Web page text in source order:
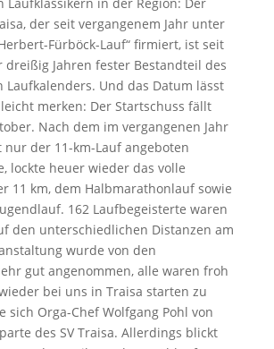
der seit vergangenem Jahr unter
Fürböck-Lauf“ firmiert, ist seit
Jahren fester Bestandteil des
Laufkalenders. Und das Datum lässt
merken: Der Startschuss fällt
Nach dem im vergangenen Jahr
der 11-km-Lauf angeboten
lockte heuer wieder das volle
11 km, dem Halbmarathonlauf sowie
162 Laufbegeisterte waren
den unterschiedlichen Distanzen am
wurde von den
gut angenommen, alle waren froh
bei uns in Traisa starten zu
sich Orga-Chef Wolfgang Pohl von
des SV Traisa. Allerdings blickt